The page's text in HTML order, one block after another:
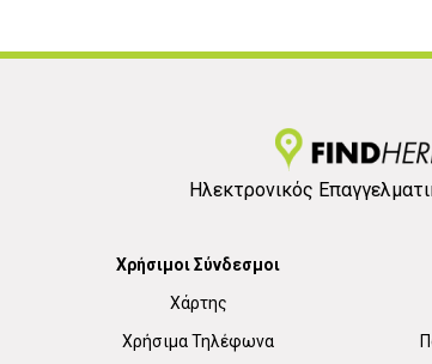
Ηλεκτρονικός
Χρήσιμοι Σύνδεσμοι
Χάρτης
Χρήσιμα Τηλέφωνα